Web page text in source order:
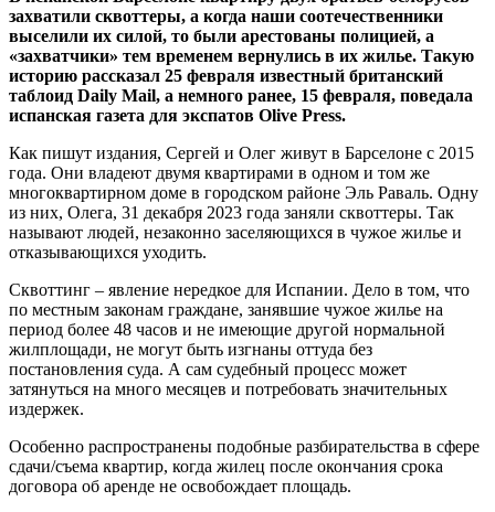
захватили сквоттеры, а когда наши соотечественники
выселили их силой, то были арестованы полицией, а
«захватчики» тем временем вернулись в их жилье. Такую
историю рассказал 25 февраля известный британский
таблоид Daily Mail, а немного ранее, 15 февраля, поведала
испанская газета для экспатов Olive Press.
Как пишут издания, Сергей и Олег живут в Барселоне с 2015
года. Они владеют двумя квартирами в одном и том же
многоквартирном доме в городском районе Эль Раваль. Одну
из них, Олега, 31 декабря 2023 года заняли сквоттеры. Так
называют людей, незаконно заселяющихся в чужое жилье и
отказывающихся уходить.
Сквоттинг – явление нередкое для Испании. Дело в том, что
по местным законам граждане, занявшие чужое жилье на
период более 48 часов и не имеющие другой нормальной
жилплощади, не могут быть изгнаны оттуда без
постановления суда. А сам судебный процесс может
затянуться на много месяцев и потребовать значительных
издержек.
Особенно распространены подобные разбирательства в сфере
сдачи/съема квартир, когда жилец после окончания срока
договора об аренде не освобождает площадь.